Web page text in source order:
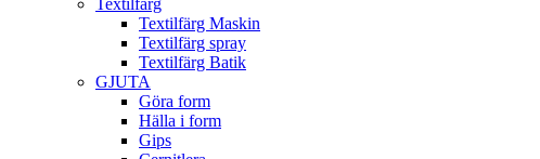
Textilfärg Maskin
Textilfärg spray
Textilfärg Batik
GJUTA
Göra form
Hälla i form
Gips